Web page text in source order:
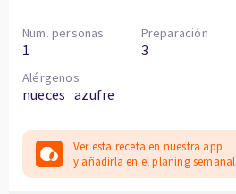
Num. personas
1
Preparación
3
Alérgenos
nueces azufre
Ver esta receta en nuestra app
y añadirla en el planing semanal